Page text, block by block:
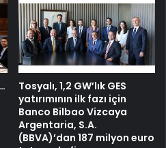
Tosyalı, 1,2 GW’lık GES
yatırımının ilk fazı için
Banco Bilbao Vizcaya
Argentaria, S.A.
(BBVA)’dan 187 milyon euro